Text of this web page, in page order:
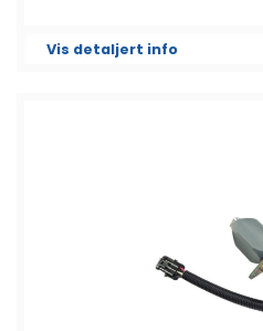
Vis detaljert info